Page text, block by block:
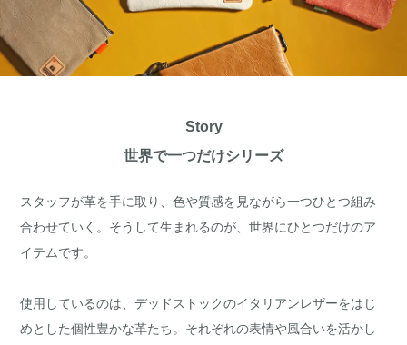
Story
世界で一つだけシリーズ
スタッフが革を手に取り、色や質感を見ながら一つひとつ組み
合わせていく。そうして生まれるのが、世界にひとつだけのア
イテムです。
使用しているのは、デッドストックのイタリアンレザーをはじ
めとした個性豊かな革たち。それぞれの表情や風合いを活かし